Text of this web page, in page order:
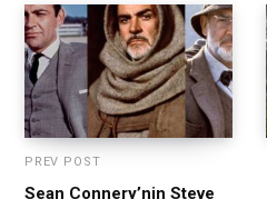
PREV POST
Sean Connery’nin Steve